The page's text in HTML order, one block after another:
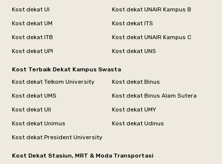
Kost dekat UI
Kost dekat UNAIR Kampus B
Kost dekat UM
Kost dekat ITS
Kost dekat ITB
Kost dekat UNAIR Kampus C
Kost dekat UPI
Kost dekat UNS
Kost Terbaik Dekat Kampus Swasta
Kost dekat Telkom University
Kost dekat Binus
Kost dekat UMS
Kost dekat Binus Alam Sutera
Kost dekat UII
Kost dekat UMY
Kost dekat Unimus
Kost dekat Udinus
Kost dekat President University
Kost Dekat Stasiun, MRT & Moda Transportasi